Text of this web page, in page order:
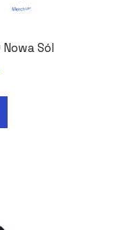
Sól